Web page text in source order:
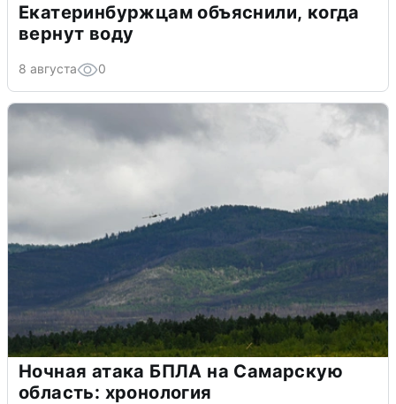
Екатеринбуржцам объяснили, когда
вернут воду
8 августа 0
Ночная атака БПЛА на Самарскую
область: хронология